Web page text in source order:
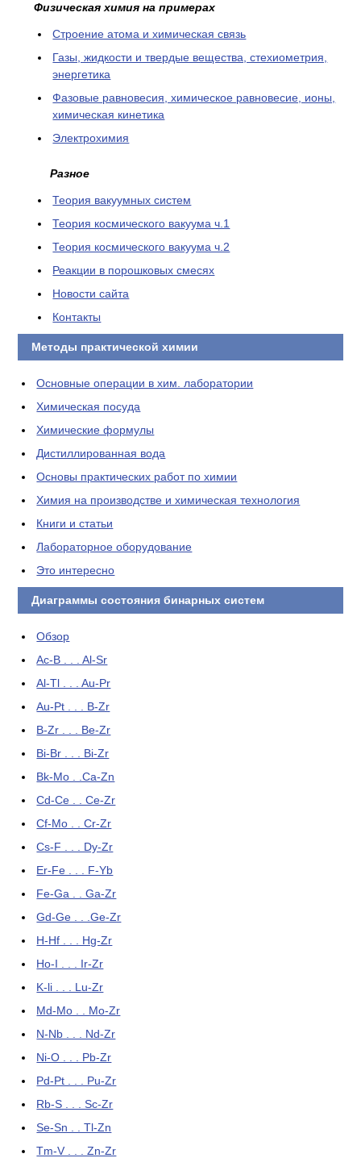
Физическая химия на примерах
Cтроение атома и химическая связь
Газы, жидкости и твердые вещества, стехиометрия,
энергетика
Фазовые равновесия, химическое равновесие, ионы,
химическая кинетика
Электрохимия
Разное
Теория вакуумных систем
Теория космического вакуума ч.1
Теория космического вакуума ч.2
Реакции в порошковых смесях
Новости сайта
Контакты
Методы практической химии
Основные операции в хим. лаборатории
Химическая посуда
Химические формулы
Дистиллированная вода
Основы практических работ по химии
Химия на производстве и химическая технология
Книги и статьи
Лабораторное оборудование
Это интересно
Диаграммы состояния бинарных систем
Обзор
Ac-B . . . Al-Sr
Al-Tl . . . Au-Pr
Au-Pt . . . B-Zr
B-Zr . . . Be-Zr
Bi-Br . . . Bi-Zr
Bk-Mo . .Ca-Zn
Cd-Ce . . Ce-Zr
Cf-Mo . . Cr-Zr
Cs-F . . . Dy-Zr
Er-Fe . . . F-Yb
Fe-Ga . . Ga-Zr
Gd-Ge . . .Ge-Zr
H-Hf . . . Hg-Zr
Ho-I . . . Ir-Zr
K-li . . . Lu-Zr
Md-Mo . . Mo-Zr
N-Nb . . . Nd-Zr
Ni-O . . . Pb-Zr
Pd-Pt . . . Pu-Zr
Rb-S . . . Sc-Zr
Se-Sn . . Tl-Zn
Tm-V . . . Zn-Zr